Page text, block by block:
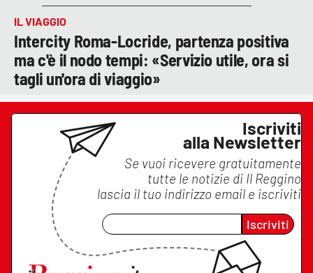
IL VIAGGIO
Intercity Roma-Locride, partenza positiva
ma c'è il nodo tempi: «Servizio utile, ora si
tagli un'ora di viaggio»
Iscriviti
alla Newsletter
Se vuoi ricevere gratuitamente
tutte le notizie di Il Reggino
lascia il tuo indirizzo email e iscriviti
Iscriviti